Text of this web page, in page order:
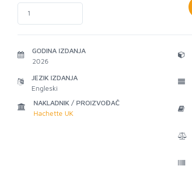
GODINA IZDANJA
2026
JEZIK IZDANJA
Engleski
NAKLADNIK / PROIZVOĐAČ
Hachette UK